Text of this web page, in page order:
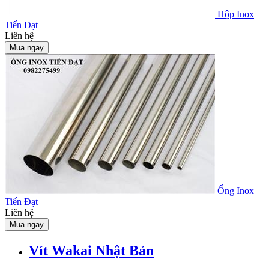
Hộp Inox
Tiến Đạt
Liên hệ
Mua ngay
Ống Inox
Tiến Đạt
Liên hệ
Mua ngay
Vít Wakai Nhật Bản